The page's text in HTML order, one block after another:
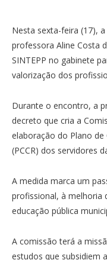
Nesta sexta-feira (17),
professora Aline Costa
SINTEPP no gabinete
valorização dos
Durante o encontro, a
decreto que cria a
elaboração do Plano de
(PCCR) dos servidores
A medida marca um
profissional, à melhoria
educação pública
A comissão terá a
estudos que subsidiem